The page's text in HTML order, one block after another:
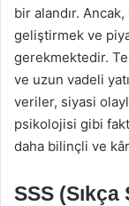
bir alandır.
geliştirmek ve
gerekmektedir.
ve uzun vadeli
veriler, siyasi
psikolojisi gibi
daha bilinçli ve
SSS